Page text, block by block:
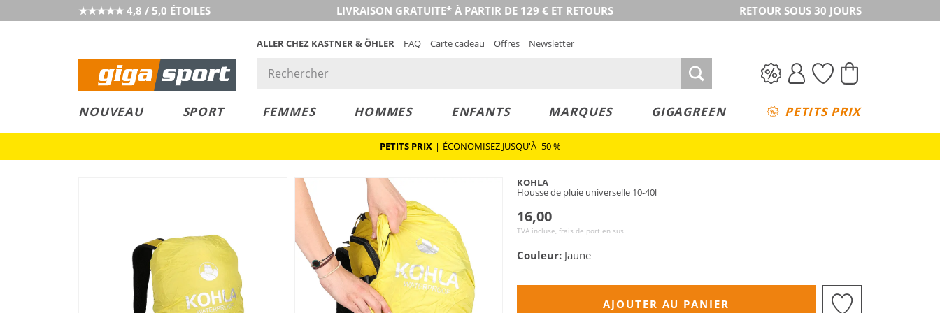
★★★★★ 4,8 / 5,0 ÉTOILES LIVRAISON GRATUITE* À PARTIR DE 129 € ET RETOURS RETOUR SOUS 30 JOURS
ALLER CHEZ KASTNER & ÖHLER FAQ Carte cadeau Offres Newsletter
NOUVEAU SPORT FEMMES HOMMES ENFANTS MARQUES GIGAGREEN PETITS PRIX
PETITS PRIX | ÉCONOMISEZ JUSQU'À -50 %
KOHLA
Housse de pluie universelle 10-40l
16,00
TVA incluse, frais de port en sus
Couleur: Jaune
AJOUTER AU PANIER